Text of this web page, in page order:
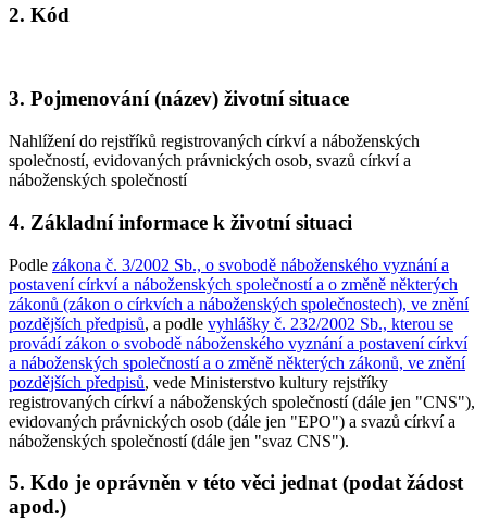
2. Kód
3. Pojmenování (název) životní situace
Nahlížení do rejstříků registrovaných církví a náboženských
společností, evidovaných právnických osob, svazů církví a
náboženských společností
4. Základní informace k životní situaci
Podle zákona č. 3/2002 Sb., o svobodě náboženského vyznání a
postavení církví a náboženských společností a o změně některých
zákonů (zákon o církvích a náboženských společnostech), ve znění
pozdějších předpisů, a podle vyhlášky č. 232/2002 Sb., kterou se
provádí zákon o svobodě náboženského vyznání a postavení církví
a náboženských společností a o změně některých zákonů, ve znění
pozdějších předpisů, vede Ministerstvo kultury rejstříky
registrovaných církví a náboženských společností (dále jen "CNS"),
evidovaných právnických osob (dále jen "EPO") a svazů církví a
náboženských společností (dále jen "svaz CNS").
5. Kdo je oprávněn v této věci jednat (podat žádost
apod.)